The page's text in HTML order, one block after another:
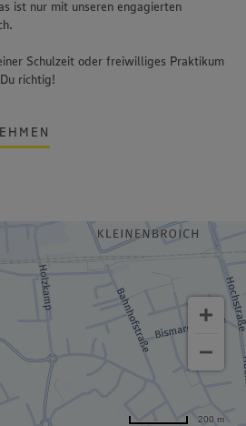
ist nur mit unseren engagierten
Schulzeit oder freiwilliges Praktikum
richtig!
200 m